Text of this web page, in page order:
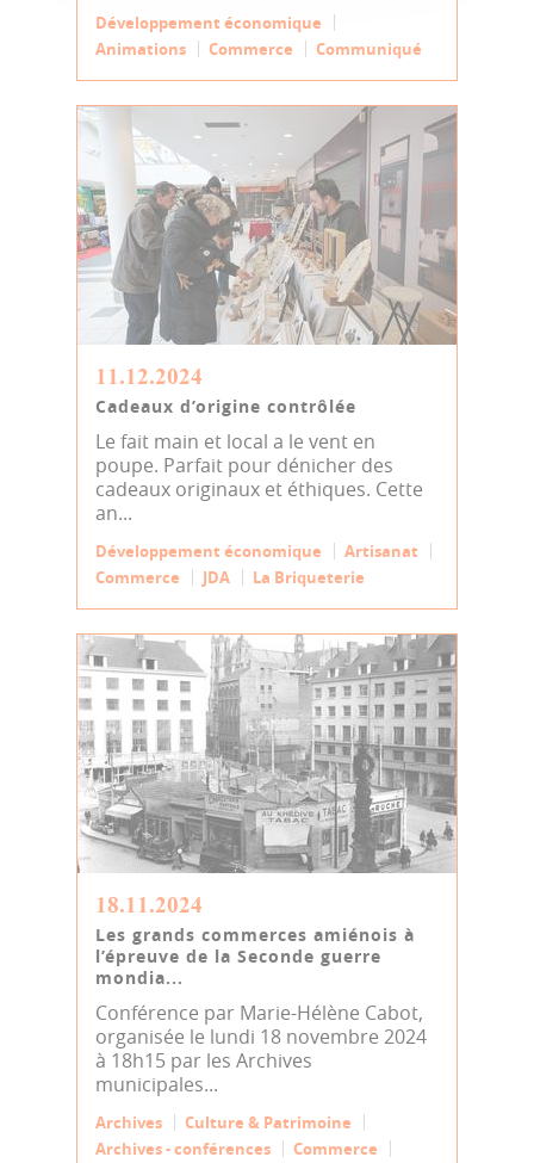
Développement économique
Animations
Commerce Communiqué
11.12.2024
Cadeaux d’origine contrôlée
Le fait main et local a le vent en
poupe. Parfait pour dénicher des
cadeaux originaux et éthiques. Cette
an...
Développement économique
Artisanat
Commerce
JDA La Briqueterie
18.11.2024
Les grands commerces amiénois à
l’épreuve de la Seconde guerre
mondia...
Conférence par Marie-Hélène Cabot,
organisée le lundi 18 novembre 2024
à 18h15 par les Archives
municipales...
Archives
Culture & Patrimoine
Archives - conférences
Commerce